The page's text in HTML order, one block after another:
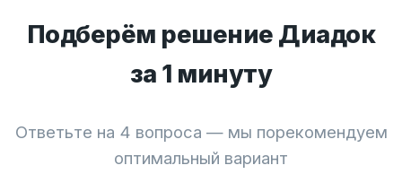
Подберём решение Диадок
за 1 минуту
Ответьте на 4 вопроса — мы порекомендуем
оптимальный вариант